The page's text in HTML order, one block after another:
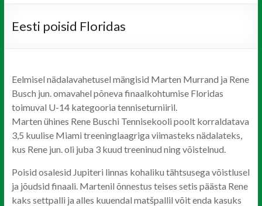
Eesti poisid Floridas
Eelmisel nädalavahetusel mängisid Marten Murrand ja Rene
Busch jun. omavahel põneva finaalkohtumise Floridas
toimuval U-14 kategooria tenniseturniiril.
Marten ühines Rene Buschi Tennisekooli poolt korraldatava
3,5 kuulise Miami treeninglaagriga viimasteks nädalateks,
kus Rene jun. oli juba 3 kuud treeninud ning võistelnud.
Poisid osalesid Jupiteri linnas kohaliku tähtsusega võistlusel
ja jõudsid finaali. Martenil õnnestus teises setis päästa Rene
kaks settpalli ja alles kuuendal matšpallil võit enda kasuks